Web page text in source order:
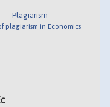
Plagiarism
plagiarism in Economics